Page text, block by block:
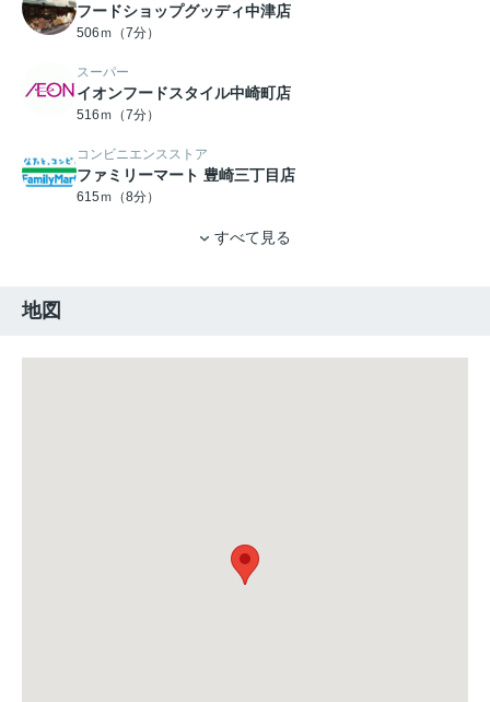
フードショップグッディ中津店
506ｍ（7分）
スーパー
イオンフードスタイル中崎町店
516ｍ（7分）
コンビニエンスストア
ファミリーマート 豊崎三丁目店
615ｍ（8分）
すべて見る
地図